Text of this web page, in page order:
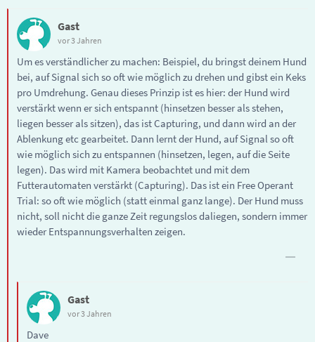
Gast
vor 3 Jahren
Um es verständlicher zu machen: Beispiel, du bringst deinem Hund
bei, auf Signal sich so oft wie möglich zu drehen und gibst ein Keks
pro Umdrehung. Genau dieses Prinzip ist es hier: der Hund wird
verstärkt wenn er sich entspannt (hinsetzen besser als stehen,
liegen besser als sitzen), das ist Capturing, und dann wird an der
Ablenkung etc gearbeitet. Dann lernt der Hund, auf Signal so oft
wie möglich sich zu entspannen (hinsetzen, legen, auf die Seite
legen). Das wird mit Kamera beobachtet und mit dem
Futterautomaten verstärkt (Capturing). Das ist ein Free Operant
Trial: so oft wie möglich (statt einmal ganz lange). Der Hund muss
nicht, soll nicht die ganze Zeit regungslos daliegen, sondern immer
wieder Entspannungsverhalten zeigen.
Gast
vor 3 Jahren
Dave